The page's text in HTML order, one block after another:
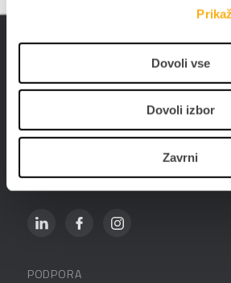
Dovoli vse
Dovoli izbor
Zavrni
Hajdrihova ulica 28c
01 25 28 900
prodaja@datalab.si
PODPORA